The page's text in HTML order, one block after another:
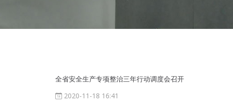
全省安全生产专项整治三年行动调度会召开
2020-11-18 16:41